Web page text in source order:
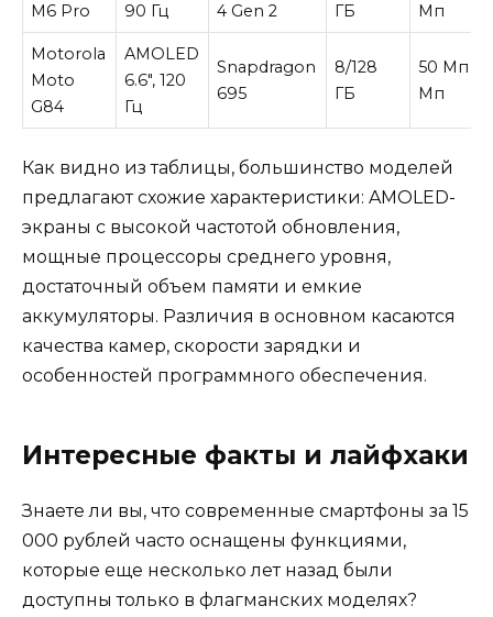
M6 Pro
90 Гц
4 Gen 2
ГБ
Мп
Motorola
Moto
G84
AMOLED
6.6″, 120
Гц
Snapdragon
695
8/128
ГБ
50 Мп +
Мп
Как видно из таблицы, большинство моделей
предлагают схожие характеристики: AMOLED-
экраны с высокой частотой обновления,
мощные процессоры среднего уровня,
достаточный объем памяти и емкие
аккумуляторы. Различия в основном касаются
качества камер, скорости зарядки и
особенностей программного обеспечения.
Интересные факты и лайфхаки
Знаете ли вы, что современные смартфоны за 15
000 рублей часто оснащены функциями,
которые еще несколько лет назад были
доступны только в флагманских моделях?